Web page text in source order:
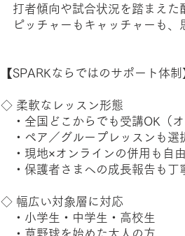
打者傾向や試合状況を踏まえた
ピッチャーもキャッチャーも、
【SPARKならではのサポート体制
◇ 柔軟なレッスン形態
・全国どこからでも受講OK（オ
・ペア／グループレッスンも選
・現地×オンラインの併用も自
・保護者さまへの成長報告も丁
◇ 幅広い対象層に対応
・小学生・中学生・高校生
・草野球を始めた大人の方